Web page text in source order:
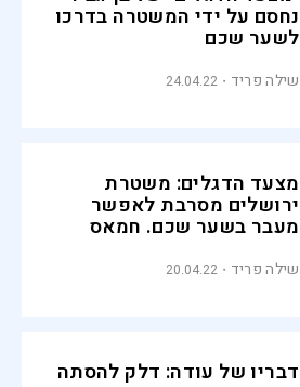
נחסם על ידי המשטרה בדרכו
לשער שכם
שילה פריד 24.04.22
מצעד הדגלים: משטרת
ירושלים מסרבת לאפשר
מעבר בשער שכם. חמאס
שילה פריד 20.04.22
דבריו של עודה: דלק להסתה